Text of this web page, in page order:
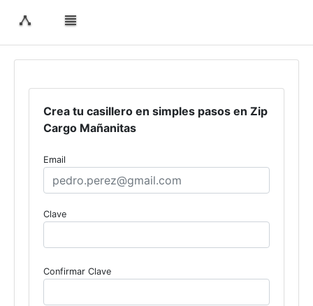
Crea tu casillero en simples pasos en Zip
Cargo Mañanitas
Email
Clave
Confirmar Clave